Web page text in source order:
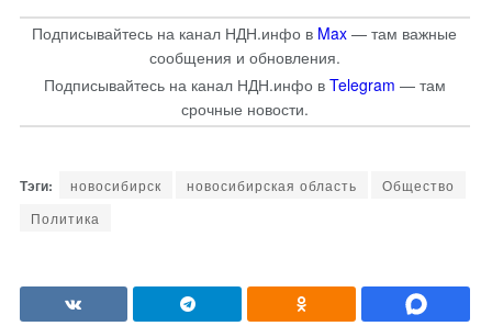
Подписывайтесь на канал НДН.инфо в Max — там важные
сообщения и обновления.
Подписывайтесь на канал НДН.инфо в Telegram — там
срочные новости.
новосибирск новосибирская область
Общество
Политика